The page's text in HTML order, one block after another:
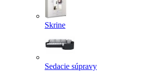
Skrine
Sedacie súpravy